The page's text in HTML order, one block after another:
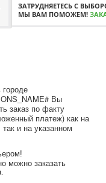
ЗАТРУДНЯЕТЕСЬ С
МЫ ВАМ ПОМОЖЕМ!
Вы
заказ по факту
платеж) как на
и на указанном
можно заказать